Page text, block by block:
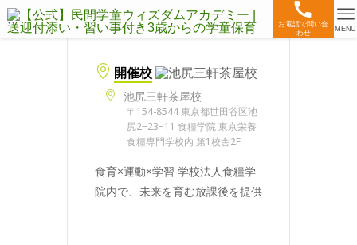
お電話で問い合
わせ
MENU
開催校
池尻三軒茶屋校
〒154-8544 東京都世田谷区池
尻2−23−11 食糧学院 東京栄養
食糧専門学校内 第1校舎2F
食育×運動×学習 学校法人食糧学
院内で、未来を育む放課後を提供